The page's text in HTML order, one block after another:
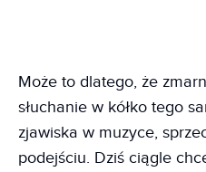
Może to dlatego, że
słuchanie w kółko tego
zjawiska w muzyce,
podejściu. Dziś ciągle